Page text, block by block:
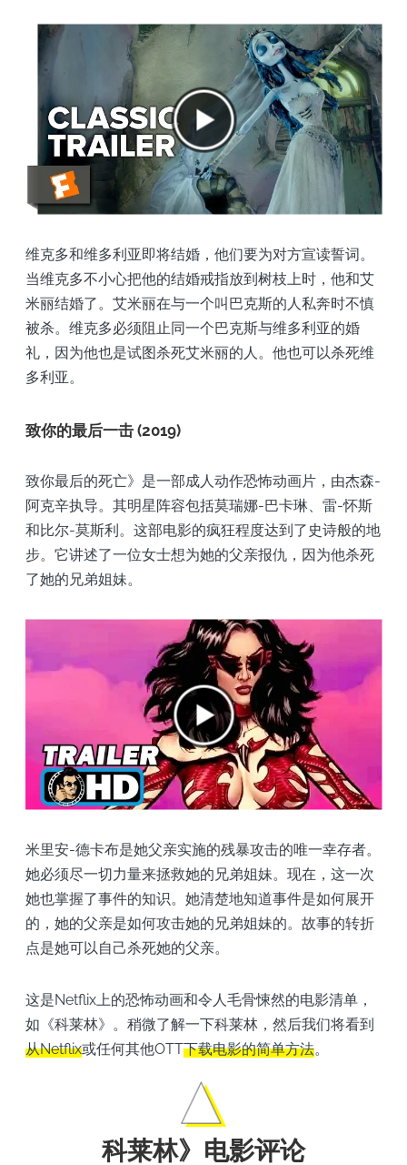
维克多和维多利亚即将结婚，他们要为对方宣读誓词。
当维克多不小心把他的结婚戒指放到树枝上时，他和艾
米丽结婚了。艾米丽在与一个叫巴克斯的人私奔时不慎
被杀。维克多必须阻止同一个巴克斯与维多利亚的婚
礼，因为他也是试图杀死艾米丽的人。他也可以杀死维
多利亚。
致你的最后一击 (2019)
致你最后的死亡》是一部成人动作恐怖动画片，由杰森-
阿克辛执导。其明星阵容包括莫瑞娜-巴卡琳、雷-怀斯
和比尔-莫斯利。这部电影的疯狂程度达到了史诗般的地
步。它讲述了一位女士想为她的父亲报仇，因为他杀死
了她的兄弟姐妹。
米里安-德卡布是她父亲实施的残暴攻击的唯一幸存者。
她必须尽一切力量来拯救她的兄弟姐妹。现在，这一次
她也掌握了事件的知识。她清楚地知道事件是如何展开
的，她的父亲是如何攻击她的兄弟姐妹的。故事的转折
点是她可以自己杀死她的父亲。
这是Netflix上的恐怖动画和令人毛骨悚然的电影清单，
如《科莱林》。稍微了解一下科莱林，然后我们将看到
从Netflix或任何其他OTT下载电影的简单方法。
科莱林》电影评论